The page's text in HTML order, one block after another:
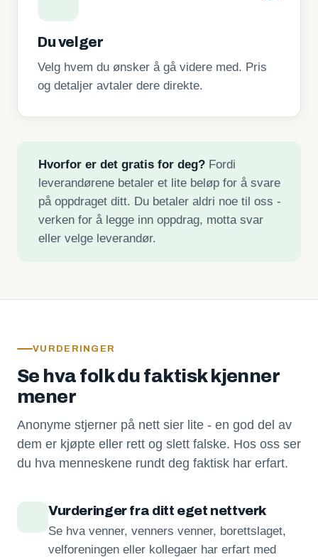
Du velger
Velg hvem du ønsker å gå videre med. Pris
og detaljer avtaler dere direkte.
Hvorfor er det gratis for deg?Fordi
leverandørene betaler et lite beløp for å svare
på oppdraget ditt. Du betaler aldri noe til oss -
verken for å legge inn oppdrag, motta svar
eller velge leverandør.
VURDERINGER
Se hva folk du faktisk kjenner
mener
Anonyme stjerner på nett sier lite - en god del av
dem er kjøpte eller rett og slett falske. Hos oss ser
du hva menneskene rundt deg faktisk har erfart.
Vurderinger fra ditt eget nettverk
Se hva venner, venners venner, borettslaget,
velforeningen eller kollegaer har erfart med